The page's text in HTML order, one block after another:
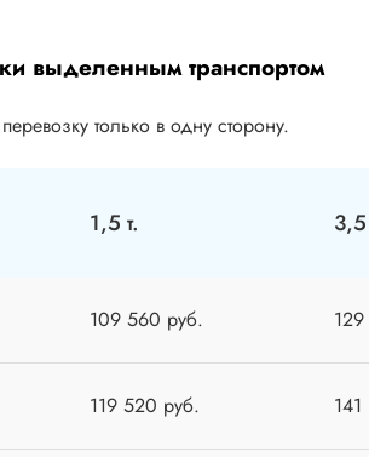
выделенным транспортом
только в одну сторону.
1,5 т. 3,5
109 560 руб.
119 520 руб.